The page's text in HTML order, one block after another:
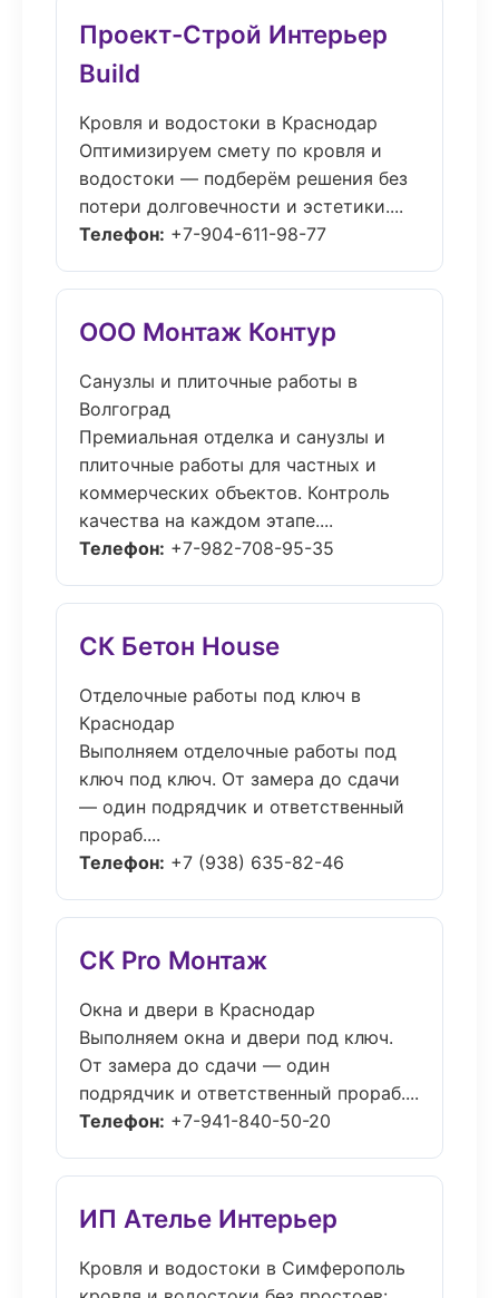
Проект-Строй Интерьер
Build
Кровля и водостоки в Краснодар
Оптимизируем смету по кровля и
водостоки — подберём решения без
потери долговечности и эстетики....
Телефон: +7-904-611-98-77
ООО Монтаж Контур
Санузлы и плиточные работы в
Волгоград
Премиальная отделка и санузлы и
плиточные работы для частных и
коммерческих объектов. Контроль
качества на каждом этапе....
Телефон: +7-982-708-95-35
СК Бетон House
Отделочные работы под ключ в
Краснодар
Выполняем отделочные работы под
ключ под ключ. От замера до сдачи
— один подрядчик и ответственный
прораб....
Телефон: +7 (938) 635-82-46
СК Pro Монтаж
Окна и двери в Краснодар
Выполняем окна и двери под ключ.
От замера до сдачи — один
подрядчик и ответственный прораб....
Телефон: +7-941-840-50-20
ИП Ателье Интерьер
Кровля и водостоки в Симферополь